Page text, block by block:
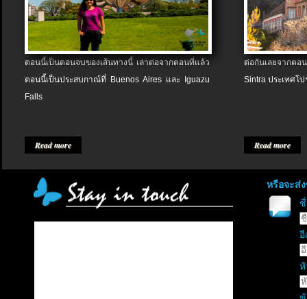
ตอนนี้เป็นตอนจบของเส้นทางนี้ เล่าต่อจากตอนที่แล้ว
ตอนนี้เป็นประสบกาณ์ที่ Buenos Aires และ Iguazu
Falls
Read more
ต่อกันเลยจากต
Sintra ประเทศโป
Read more
หรือจะส่
อี
หั